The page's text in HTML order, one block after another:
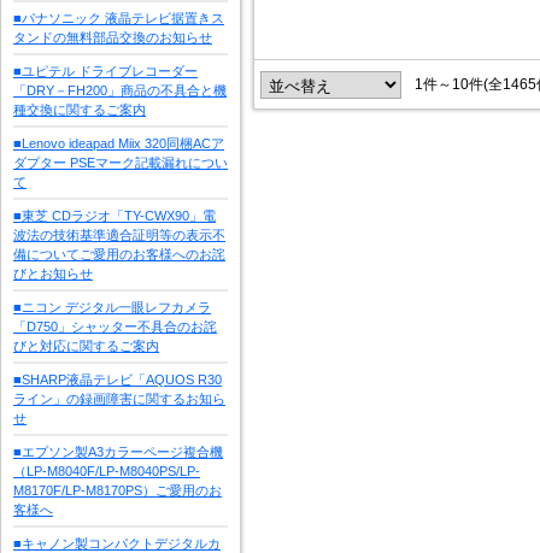
■パナソニック 液晶テレビ据置きス
タンドの無料部品交換のお知らせ
■ユピテル ドライブレコーダー
「DRY－FH200」商品の不具合と機
種交換に関するご案内
■Lenovo ideapad Miix 320同梱ACア
ダプター PSEマーク記載漏れについ
て
■東芝 CDラジオ「TY-CWX90」電
波法の技術基準適合証明等の表示不
備についてご愛用のお客様へのお詫
びとお知らせ
■ニコン デジタル一眼レフカメラ
「D750」シャッター不具合のお詫
びと対応に関するご案内
■SHARP液晶テレビ「AQUOS R30
ライン」の録画障害に関するお知ら
せ
■エプソン製A3カラーページ複合機
（LP-M8040F/LP-M8040PS/LP-
M8170F/LP-M8170PS）ご愛用のお
客様へ
■キャノン製コンパクトデジタルカ
1件～10件(全